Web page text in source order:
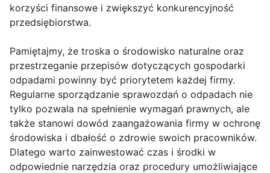
korzyści finansowe i zwiększyć konkurencyjność
przedsiębiorstwa.
Pamiętajmy, że troska o środowisko naturalne oraz
przestrzeganie przepisów dotyczących gospodarki
odpadami powinny być priorytetem każdej firmy.
Regularne sporządzanie sprawozdań o odpadach nie
tylko pozwala na spełnienie wymagań prawnych, ale
także stanowi dowód zaangażowania firmy w ochronę
środowiska i dbałość o zdrowie swoich pracowników.
Dlatego warto zainwestować czas i środki w
odpowiednie narzędzia oraz procedury umożliwiające